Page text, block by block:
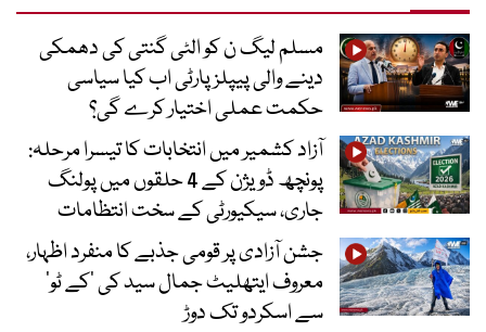
مسلم لیگ ن کو الٹی گنتی کی دھمکی
دینے والی پیپلز پارٹی اب کیا سیاسی
حکمت عملی اختیار کرے گی؟
آزاد کشمیر میں انتخابات کا تیسرا مرحلہ:
پونچھ ڈویژن کے 4 حلقوں میں پولنگ
جاری، سیکیورٹی کے سخت انتظامات
جشن آزادی پر قومی جذبے کا منفرد اظہار،
معروف ایتھلیٹ جمال سید کی ’کے ٹو‘
سے اسکردو تک دوڑ